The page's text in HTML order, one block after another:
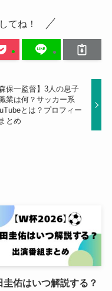
てね！
森保一監督】3人の息子
業は何？サッカー系
とは？プロフィー
とめ
圭佑はいつ解説する？